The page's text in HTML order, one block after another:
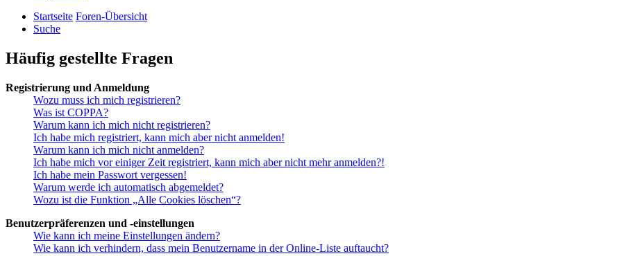
Startseite Foren-Übersicht
Suche
Häufig gestellte Fragen
Registrierung und Anmeldung
Wozu muss ich mich registrieren?
Was ist COPPA?
Warum kann ich mich nicht registrieren?
Ich habe mich registriert, kann mich aber nicht anmelden!
Warum kann ich mich nicht anmelden?
Ich habe mich vor einiger Zeit registriert, kann mich aber nicht mehr anmelden?!
Ich habe mein Passwort vergessen!
Warum werde ich automatisch abgemeldet?
Wozu ist die Funktion „Alle Cookies löschen“?
Benutzerpräferenzen und -einstellungen
Wie kann ich meine Einstellungen ändern?
Wie kann ich verhindern, dass mein Benutzername in der Online-Liste auftaucht?